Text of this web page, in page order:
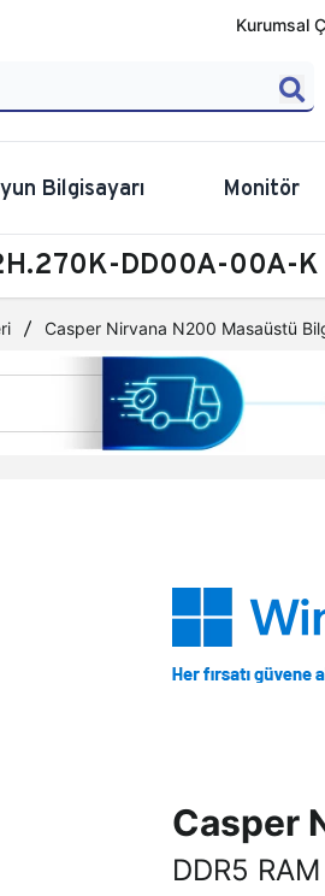
Kurumsal
Bilgisayarı Monitör
DD00A-00A-K
Casper Nirvana N200 Masaüstü
Casper
DDR5